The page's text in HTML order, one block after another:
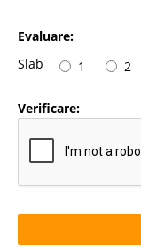
Evaluare:
Slab
1 2
Verificare: